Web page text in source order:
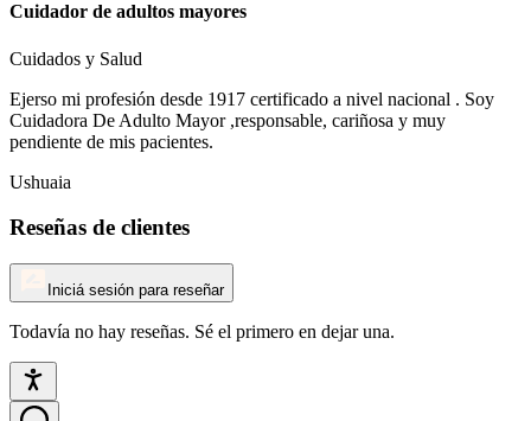
Cuidador de adultos mayores
Cuidados y Salud
Ejerso mi profesión desde 1917 certificado a nivel nacional . Soy
Cuidadora De Adulto Mayor ,responsable, cariñosa y muy
pendiente de mis pacientes.
Ushuaia
Reseñas de clientes
Iniciá sesión para reseñar
Todavía no hay reseñas. Sé el primero en dejar una.